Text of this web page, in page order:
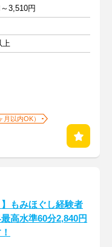
3,510円
上
月以内OK）
】もみほぐし経験者
高水準60分2,840円